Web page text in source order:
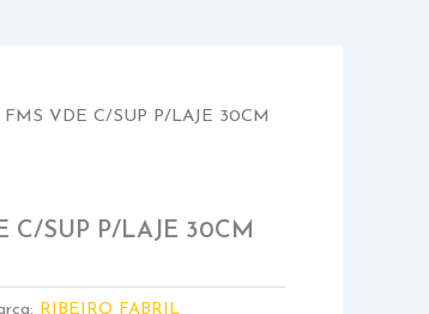
VDE C/SUP P/LAJE 30CM
C/SUP P/LAJE 30CM
RIBEIRO FABRIL